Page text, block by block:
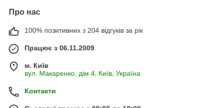
Про нас
100% позитивних з 204 відгуків за рік
Працює з 06.11.2009
м. Київ
вул. Макаренко, дім 4, Київ, Україна
Контакти